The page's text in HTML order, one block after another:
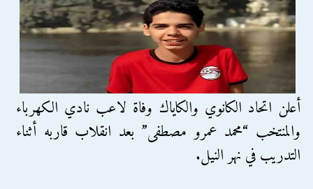
أعلن اتحاد الكانوي والكاياك وفاة لاعب نادي الكهرباء
والمنتخب “محمد عمرو مصطفى” بعد انقلاب قاربه أثناء
التدريب في نهر النيل.